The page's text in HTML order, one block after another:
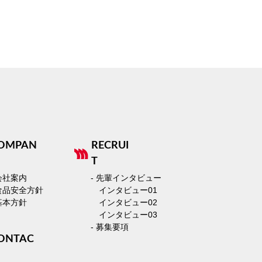
社案内
品安全方針
本方針
RECRUI
T
- 先輩インタビュー
インタビュー01
インタビュー02
インタビュー03
- 募集要項